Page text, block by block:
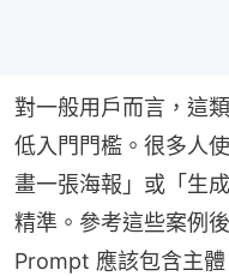
對一般用戶而言，這
低入門門檻。很多人
畫一張海報」或「生
精準。參考這些案例
Prompt 應該包含主